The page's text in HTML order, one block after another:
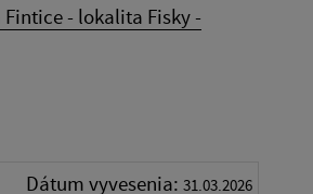
- lokalita Fisky -
Dátum vyvesenia: 31.03.2026